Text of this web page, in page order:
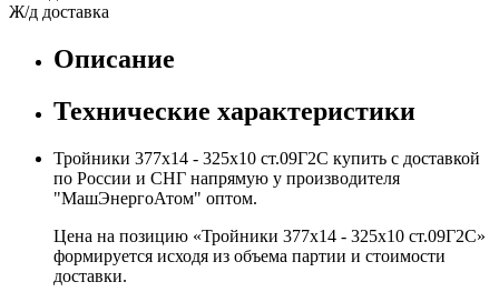
Ж/д доставка
Описание
Технические характеристики
Тройники 377х14 - 325х10 ст.09Г2С купить с доставкой
по России и СНГ напрямую у производителя
"МашЭнергоАтом" оптом.
Цена на позицию «Тройники 377х14 - 325х10 ст.09Г2С»
формируется исходя из объема партии и стоимости
доставки.